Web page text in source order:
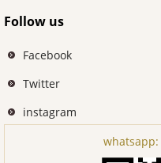
Follow us
Facebook
Twitter
instagram
whatsapp: